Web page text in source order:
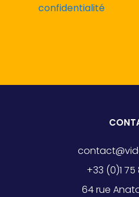
confidentialité
+33 (0)1
64 rue